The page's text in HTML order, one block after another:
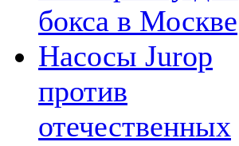
бокса в Москве
Насосы Jurop
против
отечественных